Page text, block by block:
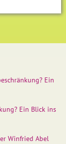
Ein
Ein Blick ins
Winfried Abel